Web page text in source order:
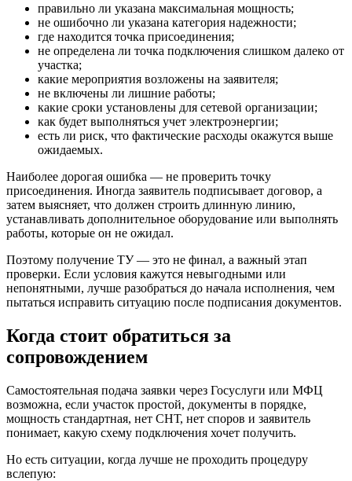
правильно ли указана максимальная мощность;
не ошибочно ли указана категория надежности;
где находится точка присоединения;
не определена ли точка подключения слишком далеко от
участка;
какие мероприятия возложены на заявителя;
не включены ли лишние работы;
какие сроки установлены для сетевой организации;
как будет выполняться учет электроэнергии;
есть ли риск, что фактические расходы окажутся выше
ожидаемых.
Наиболее дорогая ошибка — не проверить точку
присоединения. Иногда заявитель подписывает договор, а
затем выясняет, что должен строить длинную линию,
устанавливать дополнительное оборудование или выполнять
работы, которые он не ожидал.
Поэтому получение ТУ — это не финал, а важный этап
проверки. Если условия кажутся невыгодными или
непонятными, лучше разобраться до начала исполнения, чем
пытаться исправить ситуацию после подписания документов.
Когда стоит обратиться за
сопровождением
Самостоятельная подача заявки через Госуслуги или МФЦ
возможна, если участок простой, документы в порядке,
мощность стандартная, нет СНТ, нет споров и заявитель
понимает, какую схему подключения хочет получить.
Но есть ситуации, когда лучше не проходить процедуру
вслепую: